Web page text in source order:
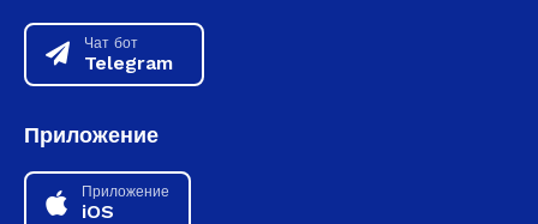
Чат бот
Telegram
Приложение
Приложение
iOS